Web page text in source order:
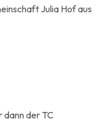
Julia Hof aus
dann der TC